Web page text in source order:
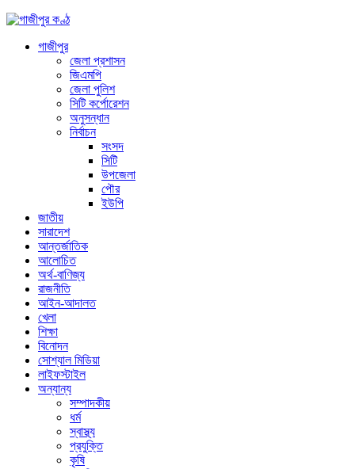
গাজীপুর
জেলা প্রশাসন
জিএমপি
জেলা পুলিশ
সিটি কর্পোরেশন
অনুসন্ধান
নির্বাচন
সংসদ
সিটি
উপজেলা
পৌর
ইউপি
জাতীয়
সারাদেশ
আন্তর্জাতিক
আলোচিত
অর্থ-বাণিজ্য
রাজনীতি
আইন-আদালত
খেলা
শিক্ষা
বিনোদন
সোশ্যাল মিডিয়া
লাইফস্টাইল
অন্যান্য
সম্পাদকীয়
ধর্ম
স্বাস্থ্য
প্রযুক্তি
কৃষি